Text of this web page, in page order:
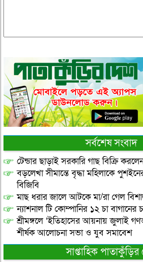
সর্বশেষ সংবাদ
টেন্ডার ছাড়াই সরকারি গাছ বিক্রি
বড়লেখা সীমান্তে বৃদ্ধা মহিলাকে
বিজিবি
মাছ ধরার জালে আটকে মা/রা গেল
ন্যাশনাল টি কোম্পানির ১২ চা বাগানের
শ্রীমঙ্গলে ‘ইতিহাসের আয়নায় জুলাই
শীর্ষক আলোচনা সভা ও যুব সমাবেশ
সাপ্তাহিক